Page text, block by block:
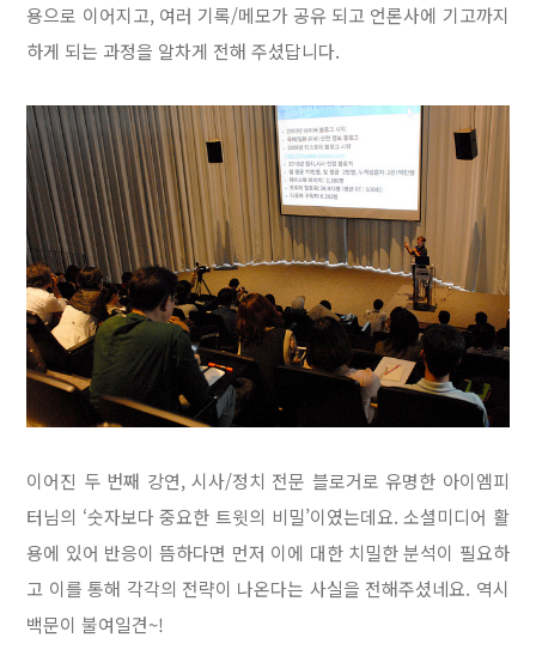
용으로 이어지고, 여러 기록/메모가 공유 되고 언론사에 기고까지
하게 되는 과정을 알차게 전해 주셨답니다.
이어진 두 번째 강연, 시사/정치 전문 블로거로 유명한 아이엠피
터님의 ‘숫자보다 중요한 트윗의 비밀’이였는데요. 소셜미디어 활
용에 있어 반응이 뜸하다면 먼저 이에 대한 치밀한 분석이 필요하
고 이를 통해 각각의 전략이 나온다는 사실을 전해주셨네요. 역시
백문이 불여일견~!